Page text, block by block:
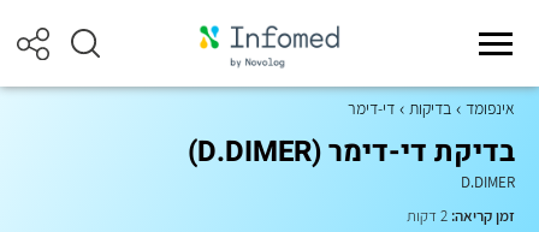
אינפומד בדיקות די-דימר
בדיקת די-דימר (D.DIMER)
D.DIMER
זמן קריאה: